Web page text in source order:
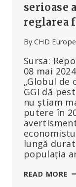
serioase
reglarea
By CHD
Sursa:
08 mai
„Globul de
GGI dă
nu știam
putere în
lungă
populația
READ MORE